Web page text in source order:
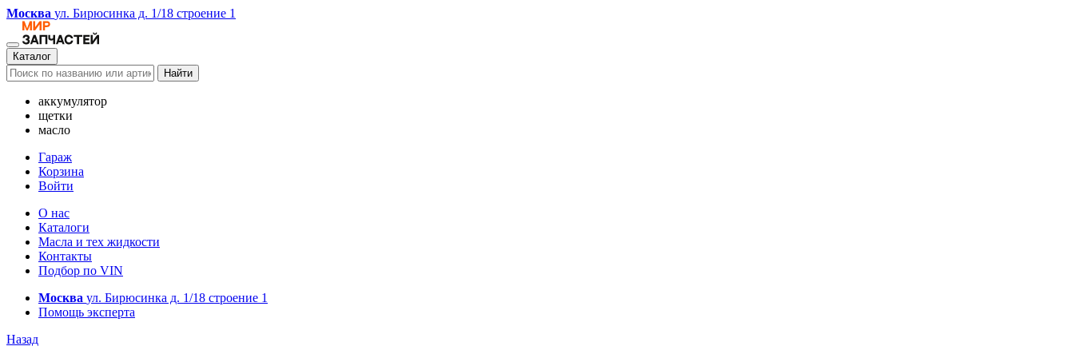
Москва ул. Бирюсинка д. 1/18 строение 1
Каталог
Найти
аккумулятор
щетки
масло
Гараж
Корзина
Войти
О нас
Каталоги
Масла и тех жидкости
Контакты
Подбор по VIN
Москва ул. Бирюсинка д. 1/18 строение 1
Помощь эксперта
Назад